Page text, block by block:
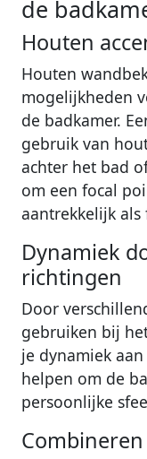
de
Houten
Houten
mogelijkheden
de badkamer.
gebruik van
achter het bad
om een focal
aantrekkelijk
Dynamiek
richtingen
Door
gebruiken bij
je dynamiek
helpen om de
persoonlijke